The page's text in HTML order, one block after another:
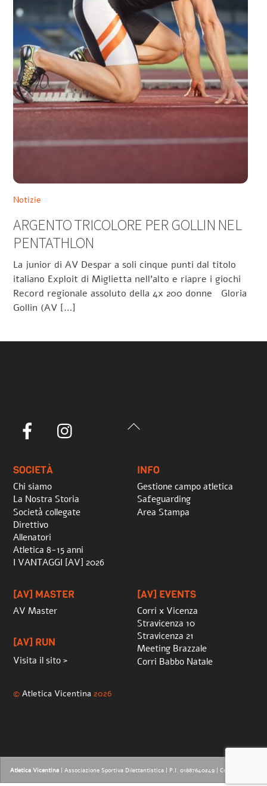
Notizie
ARGENTO TRICOLORE PER GOLLIN NEL
PENTATHLON
La junior di AV Despar a soli cinque punti dal titolo
italiano Exploit di Miglietta nell’alto e riapre i giochi
Record regionale assoluto della 4x 200 donne Gloria
Gollin (AV […]
Back
Facebook
SOCIETÀ
Chi siamo
La Nostra Storia
Società collegate
Direttivo
Allenatori
Atletica 8-15 anni
I VANTAGGI [AV] 2026
INFO
Gestione campo atletica
Safeguarding
Area Stampa
[AV] MASTER
AV Master
[AV] RUN
Visita il sito >
[AV] EVENTS
Corri x Vicenza
Stravicenza 10
Stravicenza 21
Meeting Brazzale
Corri Babbo Natale
©Atletica Vicentina 2026
Atletica Vicentina | Associazione Sportiva Dilettantistica | P.I. 01887640249 | Credits